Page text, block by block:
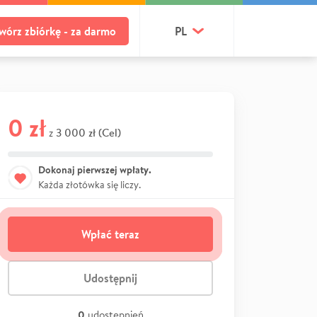
zbiórkę - za darmo PL
0 zł z 3 000 zł (Cel)
Dokonaj pierwszej wpłaty.
Każda złotówka się liczy.
Wpłać teraz
Udostępnij